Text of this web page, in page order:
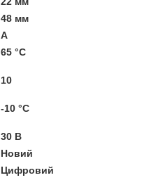
48 мм
А
65 °С
10
-10 °С
30 В
Новий
Цифровий